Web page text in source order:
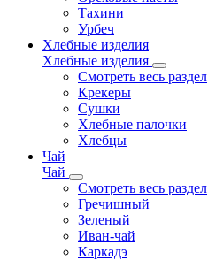
Тахини
Урбеч
Хлебные изделия
Хлебные изделия
Смотреть весь раздел
Крекеры
Сушки
Хлебные палочки
Хлебцы
Чай
Чай
Смотреть весь раздел
Гречишный
Зеленый
Иван-чай
Каркадэ